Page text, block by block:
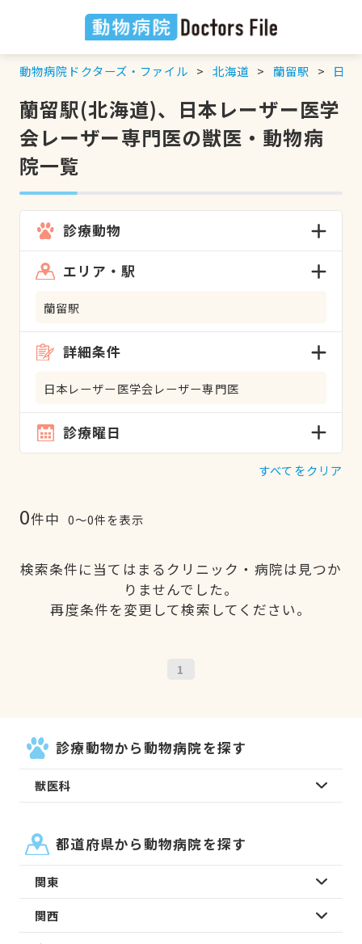
動物病院ドクターズ・ファイル 北海道 蘭留駅 日本
蘭留駅(北海道)、日本レーザー医学
会レーザー専門医の獣医・動物病
院一覧
診療動物
エリア・駅
蘭留駅
詳細条件
日本レーザー医学会レーザー専門医
診療曜日
すべてをクリア
0件中 0〜0件を表示
検索条件に当てはまるクリニック・病院は見つか
りませんでした。
再度条件を変更して検索してください。
1
診療動物から動物病院を探す
獣医科
都道府県から動物病院を探す
関東
関西